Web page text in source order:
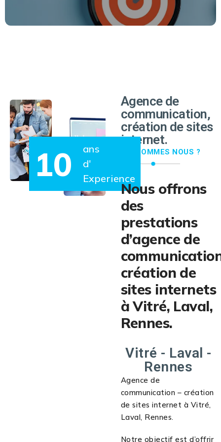
EN SAVOIR PLUS
10
ans
d'
Experience
Agence de
communication,
création de sites
internet.
QUI SOMMES NOUS ?
Nous offrons
des
prestations
d’agence de
création de
sites internets
à Vitré, Laval,
Rennes.
Vitré - Laval -
Rennes
Agence de
communication – création
de sites internet à Vitré,
Laval, Rennes.
Notre objectif est d’offrir